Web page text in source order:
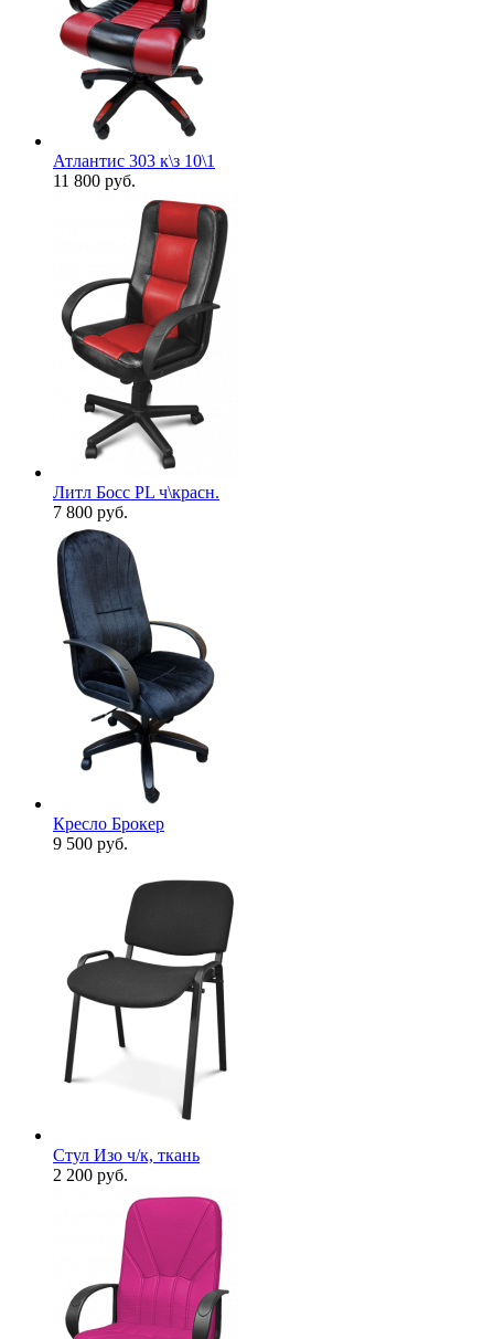
Атлантис 303 к\з 10\1
11 800 руб.
Литл Босс PL ч\красн.
7 800 руб.
Кресло Брокер
9 500 руб.
Стул Изо ч/к, ткань
2 200 руб.